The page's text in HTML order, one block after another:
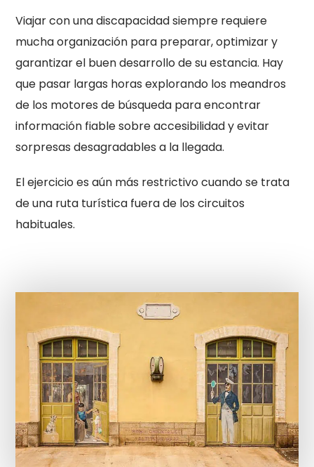
Viajar con una discapacidad siempre requiere
mucha organización para preparar, optimizar y
garantizar el buen desarrollo de su estancia. Hay
que pasar largas horas explorando los meandros
de los motores de búsqueda para encontrar
información fiable sobre accesibilidad y evitar
sorpresas desagradables a la llegada.
El ejercicio es aún más restrictivo cuando se trata
de una ruta turística fuera de los circuitos
habituales.